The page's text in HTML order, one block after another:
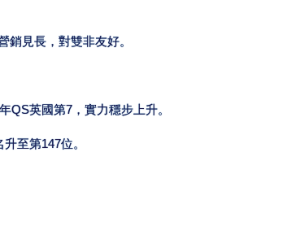
銷見長，對雙非友好。
QS英國第7，實力穩步上升。
至第147位。